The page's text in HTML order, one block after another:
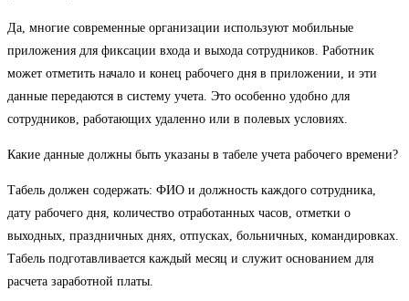
Да, многие современные организации используют мобильные
приложения для фиксации входа и выхода сотрудников. Работник
может отметить начало и конец рабочего дня в приложении, и эти
данные передаются в систему учета. Это особенно удобно для
сотрудников, работающих удаленно или в полевых условиях.
Какие данные должны быть указаны в табеле учета рабочего времени?
Табель должен содержать: ФИО и должность каждого сотрудника,
дату рабочего дня, количество отработанных часов, отметки о
выходных, праздничных днях, отпусках, больничных, командировках.
Табель подготавливается каждый месяц и служит основанием для
расчета заработной платы.